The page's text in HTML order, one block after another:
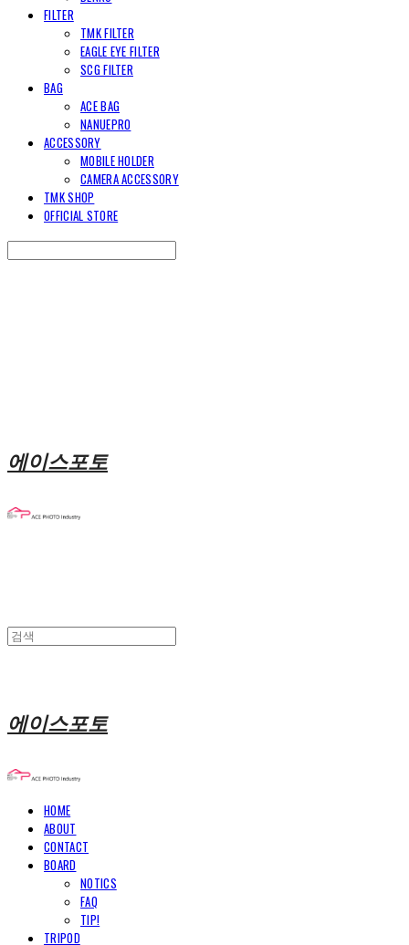
FILTER
TMK FILTER
EAGLE EYE FILTER
SCG FILTER
BAG
ACE BAG
NANUEPRO
ACCESSORY
MOBILE HOLDER
CAMERA ACCESSORY
TMK SHOP
OFFICIAL STORE
에이스포토
에이스포토
HOME
ABOUT
CONTACT
BOARD
NOTICS
FAQ
TIP!
TRIPOD